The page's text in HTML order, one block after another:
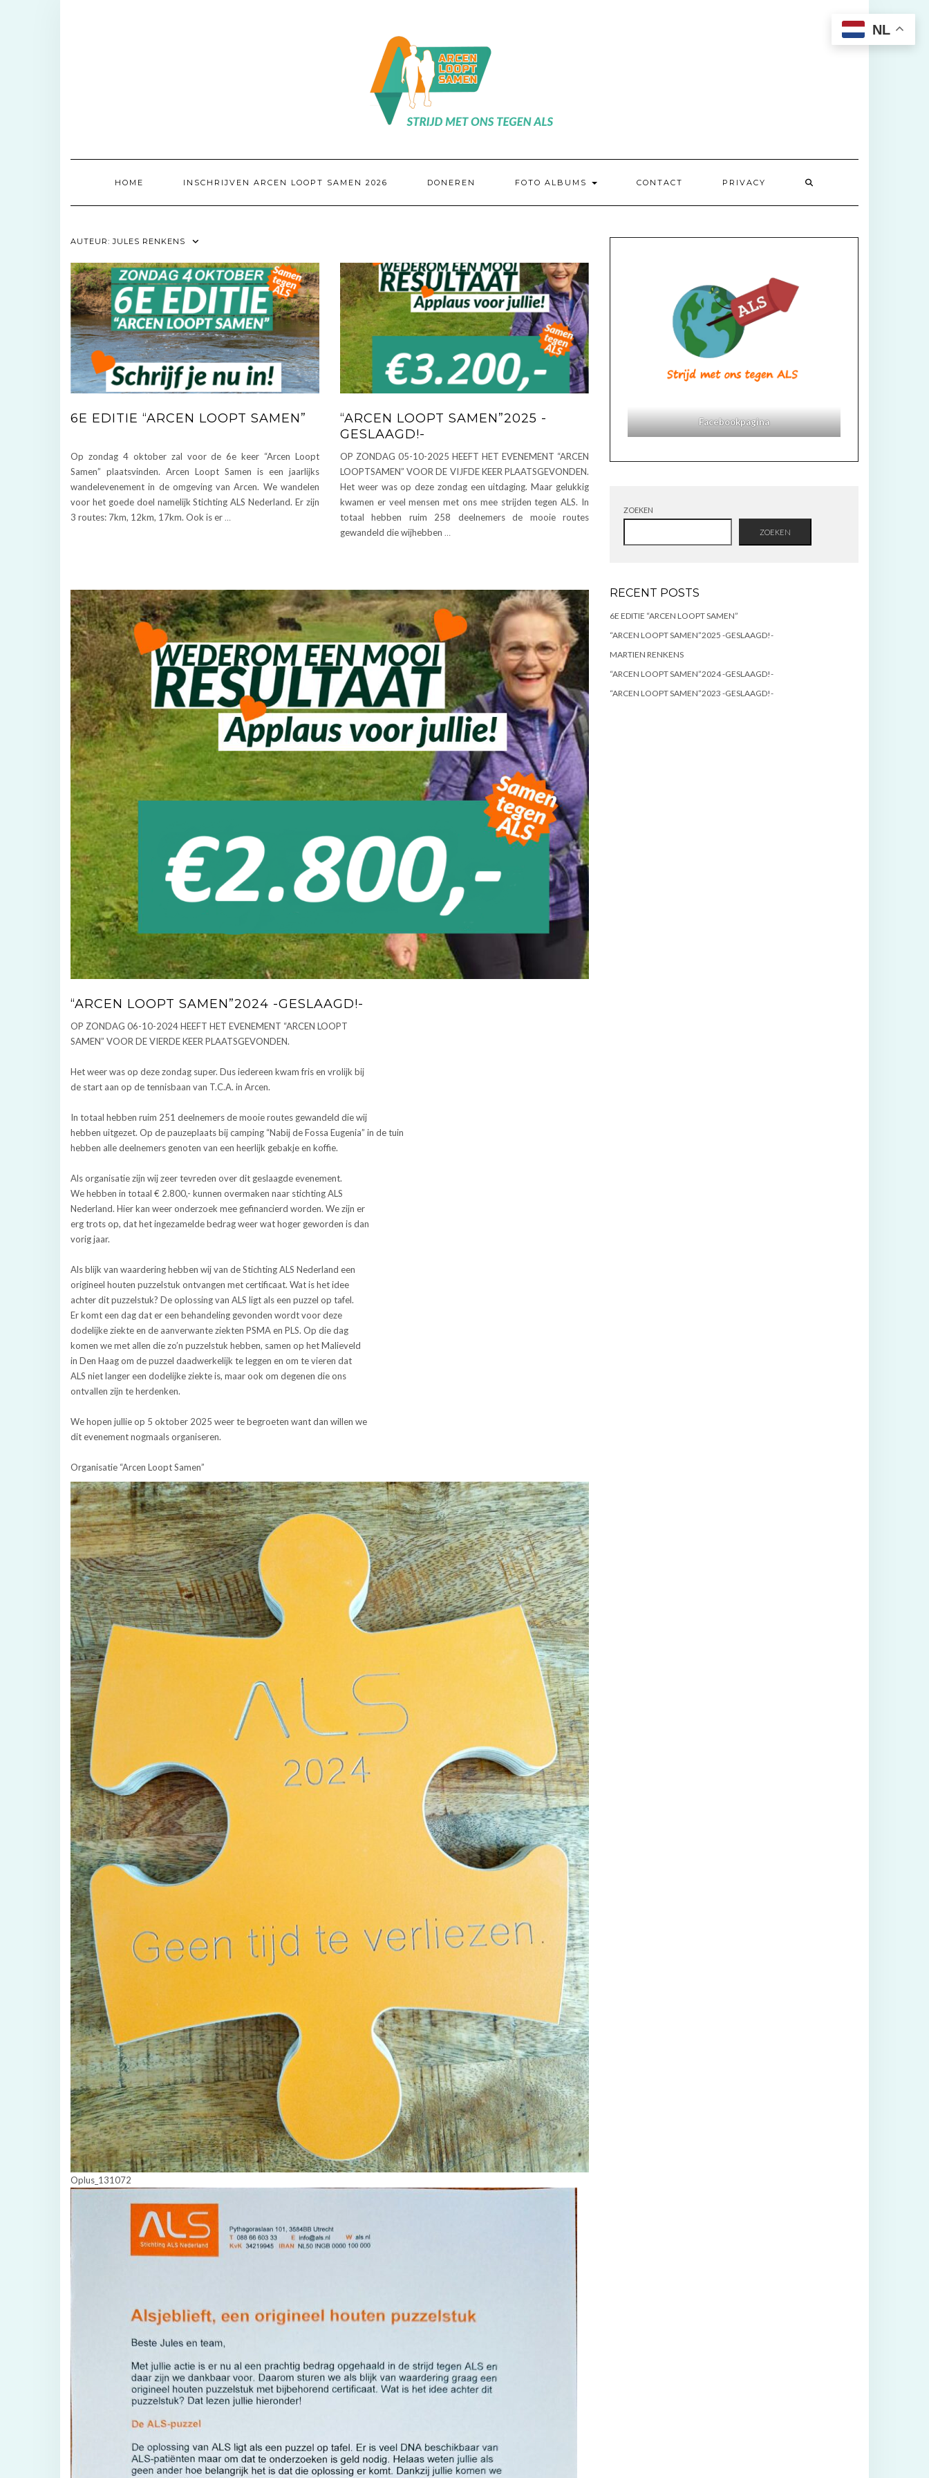
HOME INSCHRIJVEN ARCEN LOOPT SAMEN 2026 DONEREN FOTO ALBUMS CONTACT PRIVACY
AUTEUR:JULES RENKENS
6E EDITIE “ARCEN LOOPT SAMEN”
Op zondag 4 oktober zal voor de 6e keer “Arcen Loopt
Samen” plaatsvinden. Arcen Loopt Samen is een jaarlijks
wandelevenement in de omgeving van Arcen. We wandelen
voor het goede doel namelijk Stichting ALS Nederland. Er zijn
3 routes: 7km, 12km, 17km. Ook is er…
“ARCEN LOOPT SAMEN”2025 -
GESLAAGD!-
OP ZONDAG 05-10-2025 HEEFT HET EVENEMENT “ARCEN
LOOPTSAMEN” VOOR DE VIJFDE KEER PLAATSGEVONDEN.
Het weer was op deze zondag een uitdaging. Maar gelukkig
kwamen er veel mensen met ons mee strijden tegen ALS. In
totaal hebben ruim 258 deelnemers de mooie routes
gewandeld die wijhebben …
“ARCEN LOOPT SAMEN”2024 -GESLAAGD!-
OP ZONDAG 06-10-2024 HEEFT HET EVENEMENT “ARCEN LOOPT
SAMEN” VOOR DE VIERDE KEER PLAATSGEVONDEN.
Het weer was op deze zondag super. Dus iedereen kwam fris en vrolijk bij
de start aan op de tennisbaan van T.C.A. in Arcen.
In totaal hebben ruim 251 deelnemers de mooie routes gewandeld die wij
hebben uitgezet. Op de pauzeplaats bij camping “Nabij de Fossa Eugenia” in de tuin
hebben alle deelnemers genoten van een heerlijk gebakje en koffie.
Als organisatie zijn wij zeer tevreden over dit geslaagde evenement.
We hebben in totaal € 2.800,- kunnen overmaken naar stichting ALS
Nederland. Hier kan weer onderzoek mee gefinancierd worden. We zijn er
erg trots op, dat het ingezamelde bedrag weer wat hoger geworden is dan
vorig jaar.
Als blijk van waardering hebben wij van de Stichting ALS Nederland een
origineel houten puzzelstuk ontvangen met certificaat. Wat is het idee
achter dit puzzelstuk? De oplossing van ALS ligt als een puzzel op tafel.
Er komt een dag dat er een behandeling gevonden wordt voor deze
dodelijke ziekte en de aanverwante ziekten PSMA en PLS. Op die dag
komen we met allen die zo’n puzzelstuk hebben, samen op het Malieveld
in Den Haag om de puzzel daadwerkelijk te leggen en om te vieren dat
ALS niet langer een dodelijke ziekte is, maar ook om degenen die ons
ontvallen zijn te herdenken.
We hopen jullie op 5 oktober 2025 weer te begroeten want dan willen we
dit evenement nogmaals organiseren.
Organisatie “Arcen Loopt Samen”
Oplus_131072
Facebookpagina
ZOEKEN
ZOEKEN
RECENT POSTS
6E EDITIE “ARCEN LOOPT SAMEN”
“ARCEN LOOPT SAMEN”2025 -GESLAAGD!-
MARTIEN RENKENS
“ARCEN LOOPT SAMEN”2024 -GESLAAGD!-
“ARCEN LOOPT SAMEN”2023 -GESLAAGD!-
NL